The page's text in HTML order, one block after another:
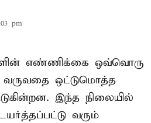
pm
எண்ணிக்கை ஒவ்வொரு
வருவதை ஒட்டுமொத்த
இந்த நிலையில்
வரும்